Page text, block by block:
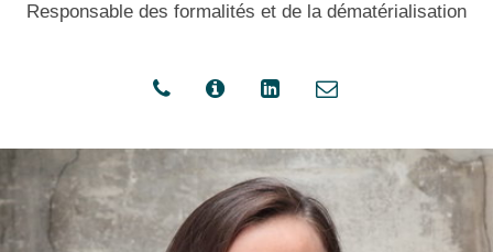
Responsable des formalités et de la dématérialisation